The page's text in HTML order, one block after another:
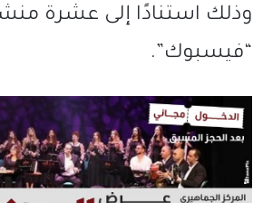
وذلك استنادًا إلى عشرة
“فيسبوك”.